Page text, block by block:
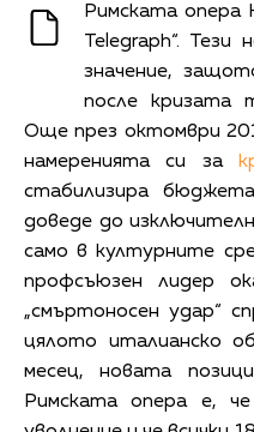
Римската опера
Telegraph“. Тези
значение,
после кризата
Още през октомври
намеренията си за
стабилизира
доведе до
само в културните
профсъюзен лидер
„смъртоносен удар“
цялото италианско
месец, новата
Римската опера е,